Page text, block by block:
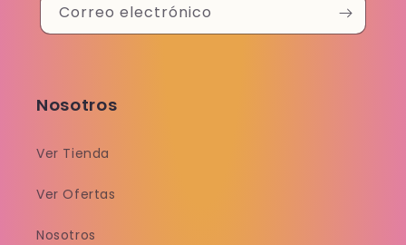
Correo electrónico
Nosotros
Ver Tienda
Ver Ofertas
Nosotros